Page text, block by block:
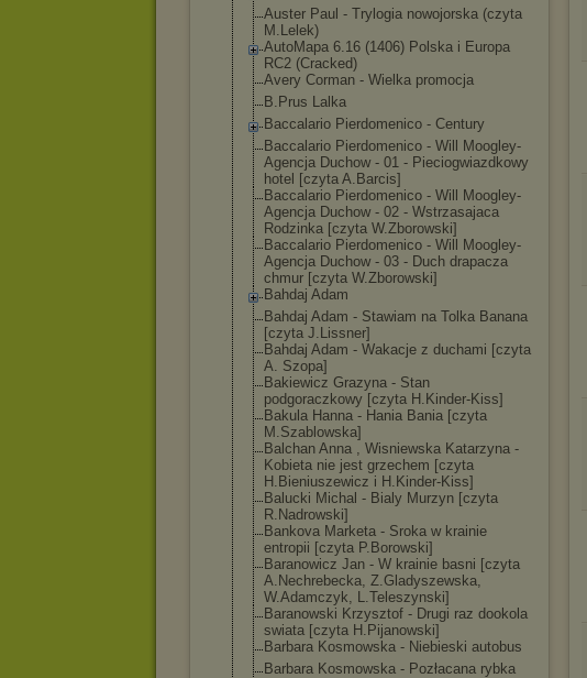
Auster Paul - Trylogia nowojorska (czyta
M.Lelek)
AutoMapa 6.16 (1406) Polska i Europa
RC2 (Cracked)
Avery Corman - Wielka promocja
B.Prus Lalka
Baccalario Pierdomenico - Century
Baccalario Pierdomenico - Will Moogley-
Agencja Duchow - 01 - Pieciogwiazdkowy
hotel [czyta A.Barcis]
Baccalario Pierdomenico - Will Moogley-
Agencja Duchow - 02 - Wstrzasajaca
Rodzinka [czyta W.Zborowski]
Baccalario Pierdomenico - Will Moogley-
Agencja Duchow - 03 - Duch drapacza
chmur [czyta W.Zborowski]
Bahdaj Adam
Bahdaj Adam - Stawiam na Tolka Banana
[czyta J.Lissner]
Bahdaj Adam - Wakacje z duchami [czyta
A. Szopa]
Bakiewicz Grazyna - Stan
podgoraczkowy [czyta H.Kinder-Kiss]
Bakula Hanna - Hania Bania [czyta
M.Szablowska]
Balchan Anna , Wisniewska Katarzyna -
Kobieta nie jest grzechem [czyta
H.Bieniuszewicz i H.Kinder-Kiss]
Balucki Michal - Bialy Murzyn [czyta
R.Nadrowski]
Bankova Marketa - Sroka w krainie
entropii [czyta P.Borowski]
Baranowicz Jan - W krainie basni [czyta
A.Nechrebecka, Z.Gladyszewska,
W.Adamczyk, L.Teleszynski]
Baranowski Krzysztof - Drugi raz dookola
swiata [czyta H.Pijanowski]
Barbara Kosmowska - Niebieski autobus
Barbara Kosmowska - Pozłacana rybka